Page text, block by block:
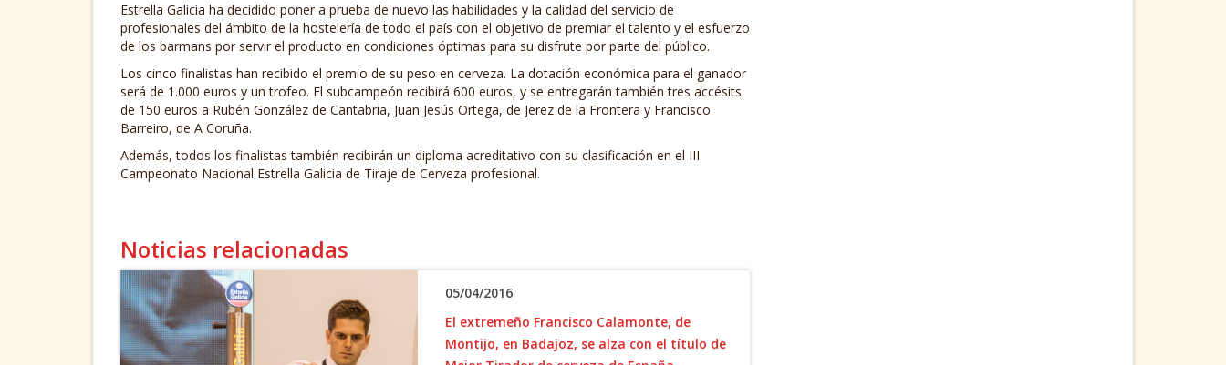
Estrella Galicia ha decidido poner a prueba de nuevo las habilidades y la calidad del servicio de
profesionales del ámbito de la hostelería de todo el país con el objetivo de premiar el talento y el esfuerzo
de los barmans por servir el producto en condiciones óptimas para su disfrute por parte del público.
Los cinco finalistas han recibido el premio de su peso en cerveza. La dotación económica para el ganador
será de 1.000 euros y un trofeo. El subcampeón recibirá 600 euros, y se entregarán también tres accésits
de 150 euros a Rubén González de Cantabria, Juan Jesús Ortega, de Jerez de la Frontera y Francisco
Barreiro, de A Coruña.
Además, todos los finalistas también recibirán un diploma acreditativo con su clasificación en el III
Campeonato Nacional Estrella Galicia de Tiraje de Cerveza profesional.
Noticias relacionadas
05/04/2016
El extremeño Francisco Calamonte, de
Montijo, en Badajoz, se alza con el título de